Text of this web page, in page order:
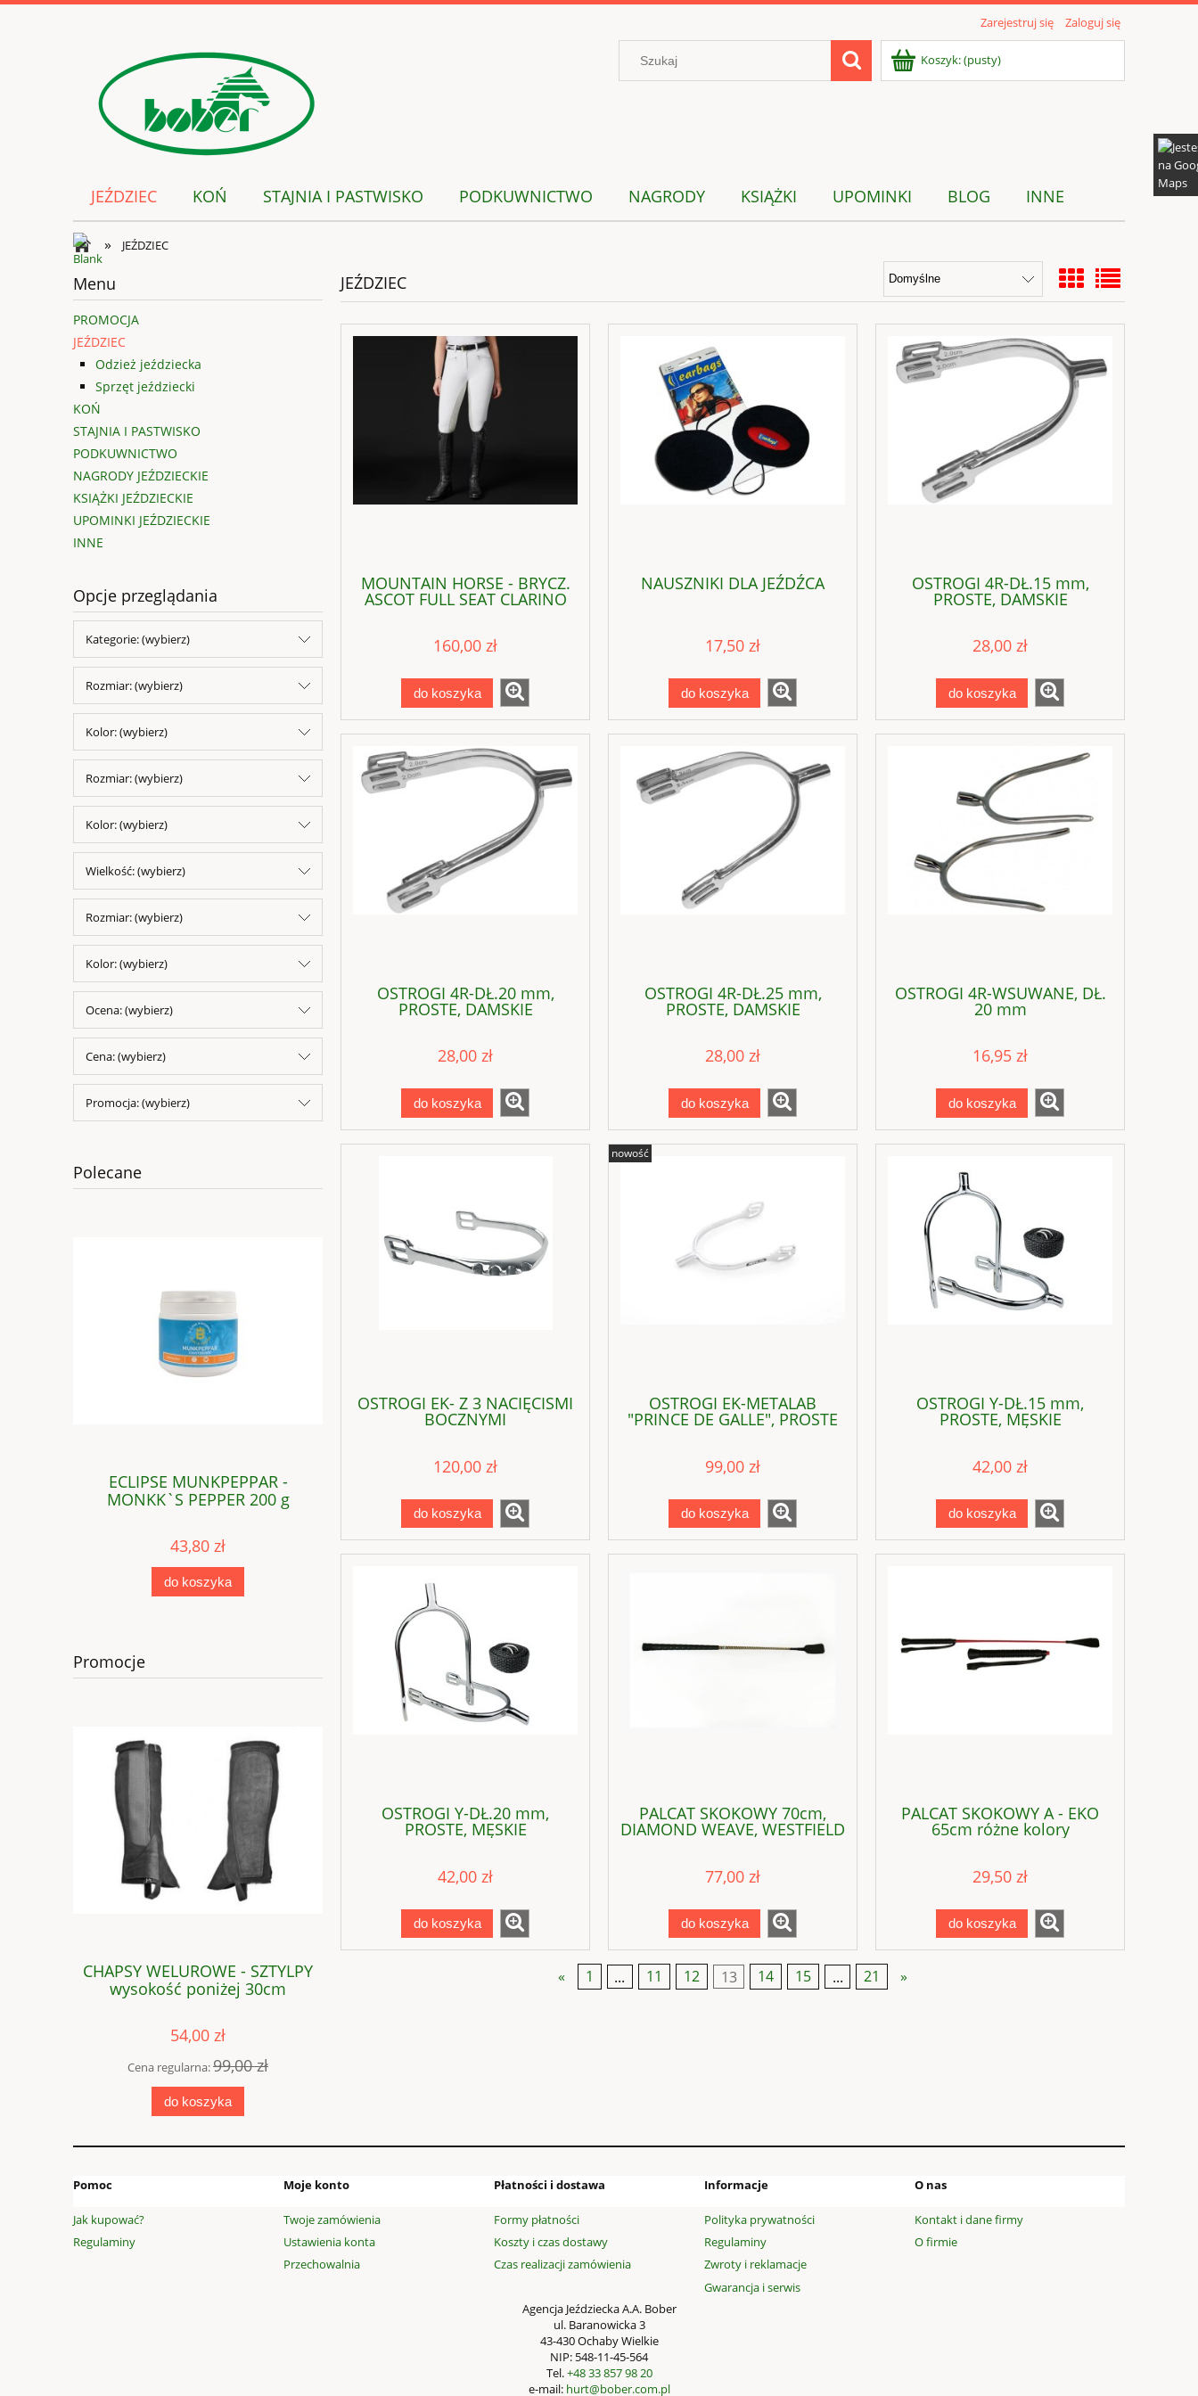
Zarejestruj się Zaloguj się
Koszyk:(pusty)
JEŹDZIEC KOŃ STAJNIA I PASTWISKO PODKUWNICTWO NAGRODY KSIĄŻKI UPOMINKI BLOG INNE
» JEŹDZIEC
Menu
PROMOCJA
JEŹDZIEC
Odzież jeździecka
Sprzęt jeździecki
KOŃ
STAJNIA I PASTWISKO
PODKUWNICTWO
NAGRODY JEŹDZIECKIE
KSIĄŻKI JEŹDZIECKIE
UPOMINKI JEŹDZIECKIE
INNE
Opcje przeglądania
Kategorie: (wybierz)
Rozmiar: (wybierz)
Kolor: (wybierz)
Rozmiar: (wybierz)
Kolor: (wybierz)
Wielkość: (wybierz)
Rozmiar: (wybierz)
Kolor: (wybierz)
Ocena: (wybierz)
Cena: (wybierz)
Promocja: (wybierz)
Polecane
ECLIPSE MUNKPEPPAR -
MONKK`S PEPPER 200 g
43,80 zł
do koszyka
ECLIPSE SWEDE CLAY glinka
96,00 zł
do koszyka
EFFOL ADVENTOWY KALENDARZ
PREZENTOWY
199,00 zł
ECLIPSE CALCIUMCARBONATE 6
kg - FODERKRITA
132,00 zł
Promocje
CHAPSY WELUROWE - SZTYLPY
wysokość poniżej 30cm
54,00 zł
Cena regularna:99,00 zł
do koszyka
JEŹDZIEC
MOUNTAIN HORSE - BRYCZ.
ASCOT FULL SEAT CLARINO
160,00 zł
do koszyka
NAUSZNIKI DLA JEŹDŹCA
17,50 zł
do koszyka
OSTROGI 4R-DŁ.15 mm,
PROSTE, DAMSKIE
28,00 zł
do koszyka
OSTROGI 4R-DŁ.20 mm,
PROSTE, DAMSKIE
28,00 zł
do koszyka
OSTROGI 4R-DŁ.25 mm,
PROSTE, DAMSKIE
28,00 zł
do koszyka
OSTROGI 4R-WSUWANE, DŁ.
20 mm
16,95 zł
do koszyka
OSTROGI EK- Z 3 NACIĘCISMI
BOCZNYMI
120,00 zł
do koszyka
OSTROGI EK-METALAB
"PRINCE DE GALLE", PROSTE
99,00 zł
do koszyka
nowość
OSTROGI Y-DŁ.15 mm,
PROSTE, MĘSKIE
42,00 zł
do koszyka
OSTROGI Y-DŁ.20 mm,
PROSTE, MĘSKIE
42,00 zł
do koszyka
PALCAT SKOKOWY 70cm,
DIAMOND WEAVE, WESTFIELD
77,00 zł
do koszyka
PALCAT SKOKOWY A - EKO
65cm różne kolory
29,50 zł
do koszyka
« 1 ... 11 12 13 14 15 ... 21 »
Pomoc
Jak kupować?
Regulaminy
Moje konto
Twoje zamówienia
Ustawienia konta
Przechowalnia
Płatności i dostawa
Formy płatności
Koszty i czas dostawy
Czas realizacji zamówienia
Informacje
Polityka prywatności
Regulaminy
Zwroty i reklamacje
Gwarancja i serwis
O nas
Kontakt i dane firmy
O firmie
Agencja Jeździecka A.A. Bober
ul. Baranowicka 3
43-430 Ochaby Wielkie
NIP: 548-11-45-564
Tel.+48 33 857 98 20
e-mail: hurt@bober.com.pl